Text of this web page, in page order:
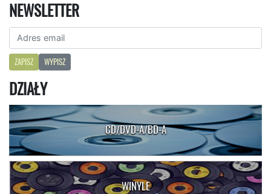
NEWSLETTER
ZAPISZ WYPISZ
DZIAŁY
CD/DVD-A/BD-A
WINYLE